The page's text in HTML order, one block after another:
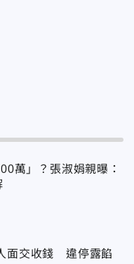
萬」？張淑娟親曝：
面交收錢 違停露餡